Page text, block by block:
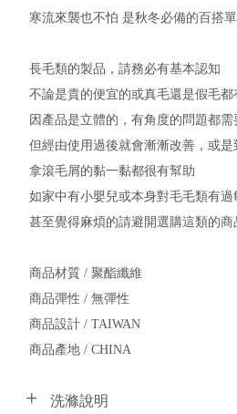
寒流來襲也不怕 是秋冬必備的百搭
長毛類的製品，請務必有基本認知
不論是貴的便宜的或真毛還是假毛
因產品是立體的，有角度的問題都需
但經由使用過後就會漸漸改善，或是
拿滾毛屑的黏一黏都很有幫助
如家中有小嬰兒或本身對毛毛類有過
甚至覺得麻煩的請避開選購這類的商
商品材質 / 聚酯纖維
商品彈性 / 無彈性
商品設計 / TAIWAN
商品產地 / CHINA
洗滌說明